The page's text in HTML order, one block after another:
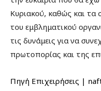
Κυριακού, καθώς και τα
του εμβληματικού
τις δυνάμεις για να
πρωτοπορίας και της
Πηγή Επιχειρήσεις |